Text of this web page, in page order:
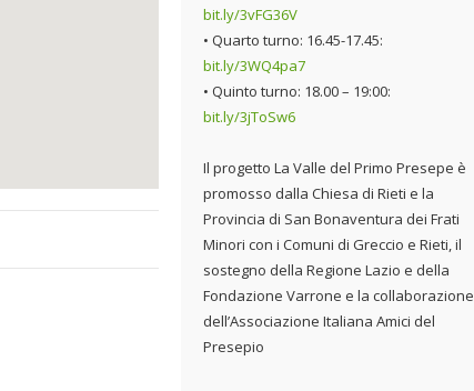
bit.ly/3vFG36V
• Quarto turno: 16.45-17.45:
bit.ly/3WQ4pa7
• Quinto turno: 18.00 – 19:00:
bit.ly/3jToSw6
Il progetto La Valle del Primo Presepe è
promosso dalla Chiesa di Rieti e la
Provincia di San Bonaventura dei Frati
Minori con i Comuni di Greccio e Rieti, il
sostegno della Regione Lazio e della
Fondazione Varrone e la collaborazione
dell’Associazione Italiana Amici del
Presepio